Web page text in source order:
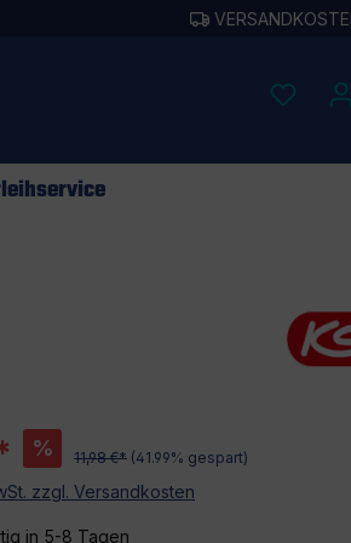
% 11,98 €* (41.99% gespart)
zzgl. Versandkosten
in 5-8 Tagen